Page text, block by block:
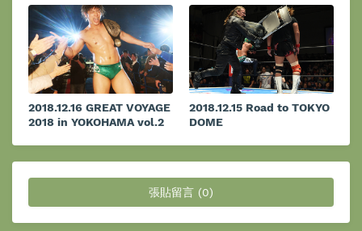
2018.12.16 GREAT VOYAGE
2018 in YOKOHAMA vol.2
2018.12.15 Road to TOKYO
DOME
張貼留言 (0)